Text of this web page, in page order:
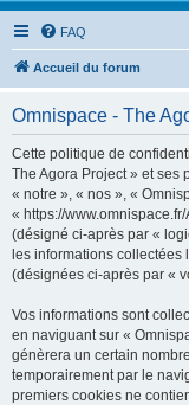
FAQ
Accueil du forum
Omnispace - The
Cette politique de
The Agora Project » et ses
« notre », « nos », «
« https://
(désigné ci-après par «
les informations collectées
(désignées ci-après par «
Vos informations sont
en naviguant sur «
génèrera un certain
temporairement par le
premiers cookies ne